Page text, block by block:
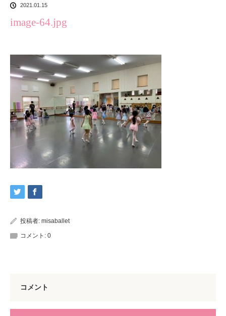
2021.01.15
image-64.jpg
投稿者: misaballet
コメント: 0
コメント